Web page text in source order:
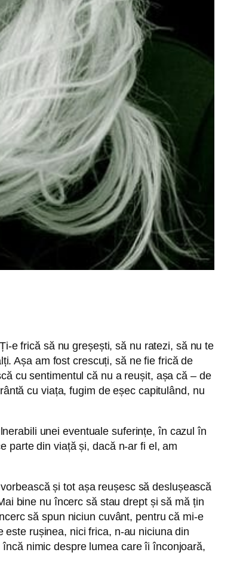
e frică să nu greșești, să nu ratezi, să nu te
Așa am fost crescuți, să ne fie frică de
cu sentimentul că nu a reușit, așa că – de
cu viața, fugim de eșec capitulând, nu
unei eventuale suferințe, în cazul în
parte din viață și, dacă n-ar fi el, am
și tot așa reușesc să deslușească
bine nu încerc să stau drept și să mă țin
să spun niciun cuvânt, pentru că mi-e
rușinea, nici frica, n-au niciuna din
nimic despre lumea care îi înconjoară,